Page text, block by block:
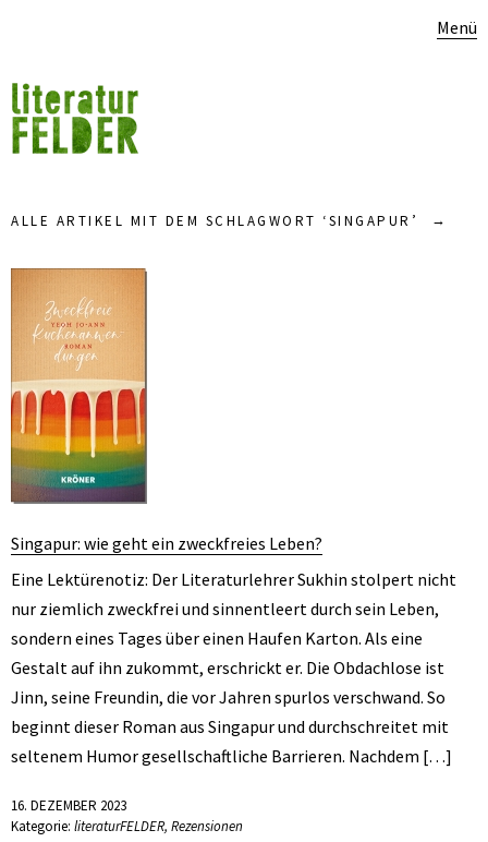
Menü
ALLE ARTIKEL MIT DEM SCHLAGWORT ‘SINGAPUR ’
Singapur: wie geht ein zweckfreies Leben?
Eine Lektürenotiz: Der Literaturlehrer Sukhin stolpert nicht
nur ziemlich zweckfrei und sinnentleert durch sein Leben,
sondern eines Tages über einen Haufen Karton. Als eine
Gestalt auf ihn zukommt, erschrickt er. Die Obdachlose ist
Jinn, seine Freundin, die vor Jahren spurlos verschwand. So
beginnt dieser Roman aus Singapur und durchschreitet mit
seltenem Humor gesellschaftliche Barrieren. Nachdem […]
16. DEZEMBER 2023
Kategorie: literaturFELDER, Rezensionen